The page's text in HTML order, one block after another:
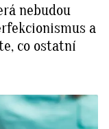
nebudou
a
co ostatní